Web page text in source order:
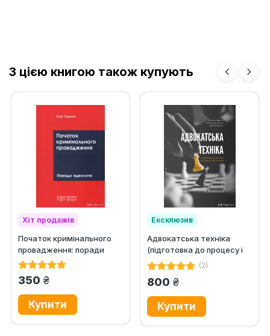
З цією книгою також купують
Хіт продажів
Початок кримінального
провадження: поради
адвоката
350 грн.
Ексклюзив
Адвокатська техніка
(підготовка до процесу і
методики переконання)
(2)
800 грн.